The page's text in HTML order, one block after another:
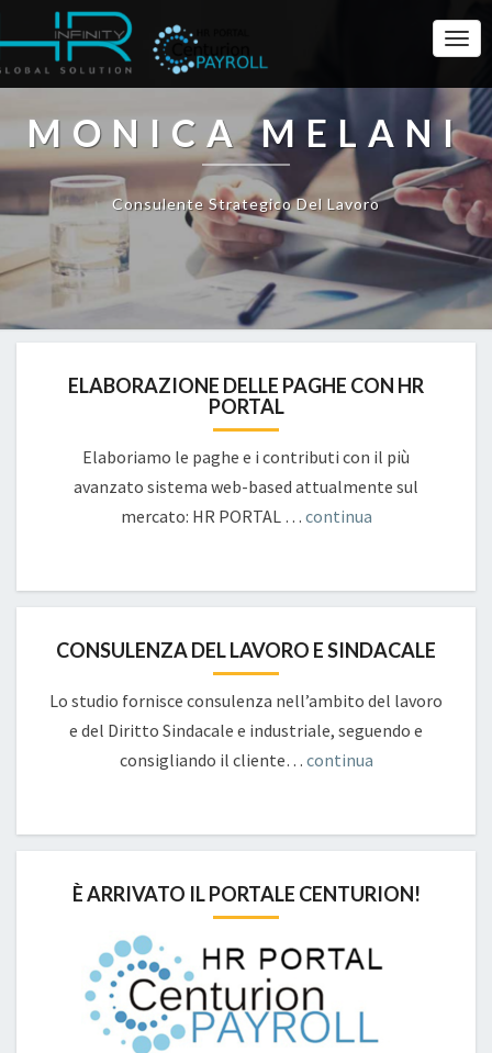
MONICA MELANI
Consulente Strategico Del Lavoro
ELABORAZIONE DELLE PAGHE CON HR
PORTAL
Elaboriamo le paghe e i contributi con il più
avanzato sistema web-based attualmente sul
mercato: HR PORTAL … continua
CONSULENZA DEL LAVORO E SINDACALE
Lo studio fornisce consulenza nell’ambito del lavoro
e del Diritto Sindacale e industriale, seguendo e
consigliando il cliente… continua
È ARRIVATO IL PORTALE CENTURION!